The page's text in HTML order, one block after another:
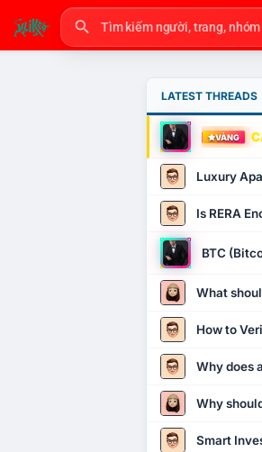
LATEST THREADS
VÀNG
Luxury
Is RERA
BTC
What
How to
Why does
Why
Smart